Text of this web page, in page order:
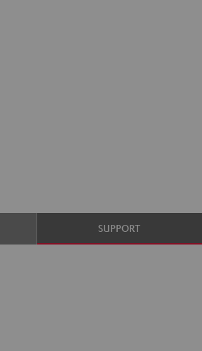
SUPPORT